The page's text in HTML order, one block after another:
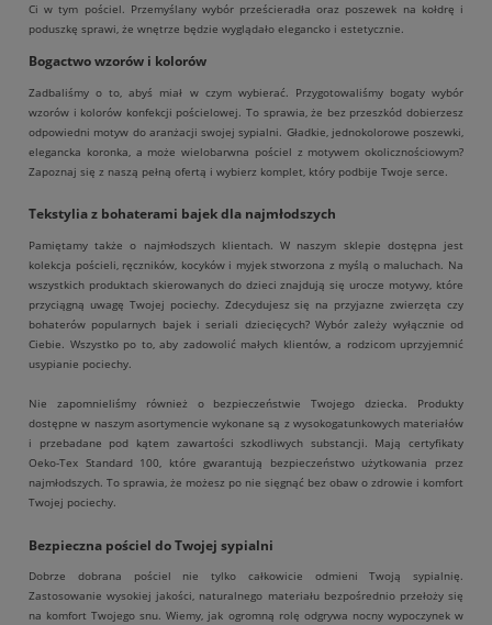
Ci w tym pościel. Przemyślany wybór prześcieradła oraz poszewek na kołdrę i
poduszkę sprawi, że wnętrze będzie wyglądało elegancko i estetycznie.
Bogactwo wzorów i kolorów
Zadbaliśmy o to, abyś miał w czym wybierać. Przygotowaliśmy bogaty wybór
wzorów i kolorów konfekcji pościelowej. To sprawia, że bez przeszkód dobierzesz
odpowiedni motyw do aranżacji swojej sypialni. Gładkie, jednokolorowe poszewki,
elegancka koronka, a może wielobarwna pościel z motywem okolicznościowym?
Zapoznaj się z naszą pełną ofertą i wybierz komplet, który podbije Twoje serce.
Tekstylia z bohaterami bajek dla najmłodszych
Pamiętamy także o najmłodszych klientach. W naszym sklepie dostępna jest
kolekcja pościeli, ręczników, kocyków i myjek stworzona z myślą o maluchach. Na
wszystkich produktach skierowanych do dzieci znajdują się urocze motywy, które
przyciągną uwagę Twojej pociechy. Zdecydujesz się na przyjazne zwierzęta czy
bohaterów popularnych bajek i seriali dziecięcych? Wybór zależy wyłącznie od
Ciebie. Wszystko po to, aby zadowolić małych klientów, a rodzicom uprzyjemnić
usypianie pociechy.
Nie zapomnieliśmy również o bezpieczeństwie Twojego dziecka. Produkty
dostępne w naszym asortymencie wykonane są z wysokogatunkowych materiałów
i przebadane pod kątem zawartości szkodliwych substancji. Mają certyfikaty
Oeko-Tex Standard 100, które gwarantują bezpieczeństwo użytkowania przez
najmłodszych. To sprawia, że możesz po nie sięgnąć bez obaw o zdrowie i komfort
Twojej pociechy.
Bezpieczna pościel do Twojej sypialni
Dobrze dobrana pościel nie tylko całkowicie odmieni Twoją sypialnię.
Zastosowanie wysokiej jakości, naturalnego materiału bezpośrednio przełoży się
na komfort Twojego snu. Wiemy, jak ogromną rolę odgrywa nocny wypoczynek w